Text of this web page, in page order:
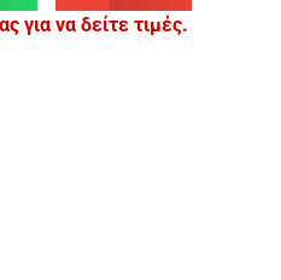
για να δείτε τιμές.